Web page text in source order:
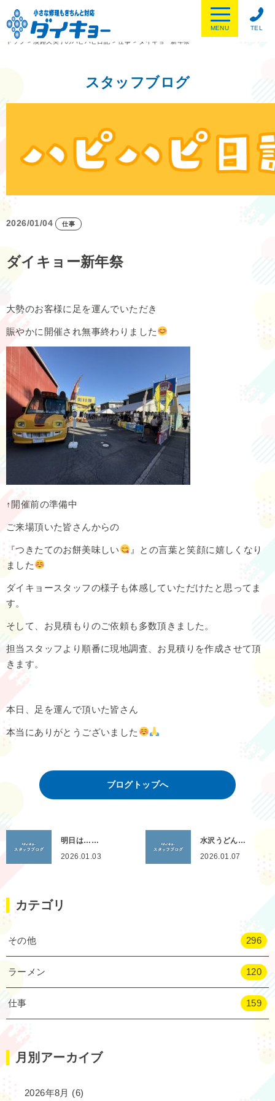
TEL
MENU
トップ
> 淡路久美子のハピハピ日記 > 仕事 > ダイキョー新年祭
スタッフブログ
2026/01/04 仕事
ダイキョー新年祭
大勢のお客様に足を運んでいただき
賑やかに開催され無事終わりました
↑開催前の準備中
ご来場頂いた皆さんからの
『つきたてのお餅美味しい
』との言葉と笑顔に嬉しくなり
ました
ダイキョースタッフの様子も体感していただけたと思ってま
す。
そして、お見積もりのご依頼も多数頂きました。
担当スタッフより順番に現地調査、お見積りを作成させて頂
きます。
本日、足を運んで頂いた皆さん
本当にありがとうございました
ブログトップへ
明日は……
2026.01.03
水沢うどん…
2026.01.07
カテゴリ
その他 296
ラーメン 120
仕事 159
月別アーカイブ
2026年8月 (6)